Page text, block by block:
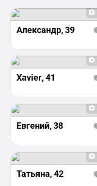
Александр, 39
Xavier, 41
Евгений, 38
Татьяна, 42